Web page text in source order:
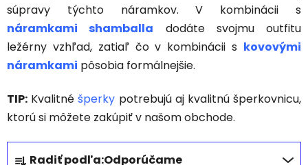
súpravy týchto náramkov. V kombinácii s
náramkami shamballa dodáte svojmu outfitu
ležérny vzhľad, zatiaľ čo v kombinácii s kovovými
náramkami pôsobia formálnejšie.
TIP: Kvalitnéšperky potrebujú aj kvalitnú šperkovnicu,
ktorú si môžete zakúpiť v našom obchode.
R Radiť podľa:Odporúčame